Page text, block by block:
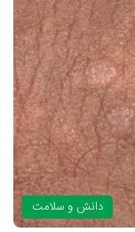
دانش و سلامت